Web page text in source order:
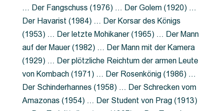
… Der Fangschuss (1976) … Der Golem (1920) …
Der Havarist (1984) … Der Korsar des Königs
(1953) … Der letzte Mohikaner (1965) … Der Mann
auf der Mauer (1982) … Der Mann mit der Kamera
(1929) … Der plötzliche Reichtum der armen Leute
von Kombach (1971) … Der Rosenkönig (1986) …
Der Schinderhannes (1958) … Der Schrecken vom
Amazonas (1954) … Der Student von Prag (1913)